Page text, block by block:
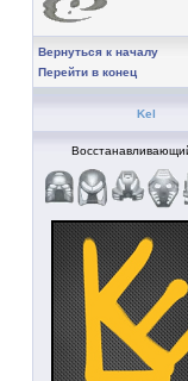
Вернуться к началу
Перейти в конец
Kel